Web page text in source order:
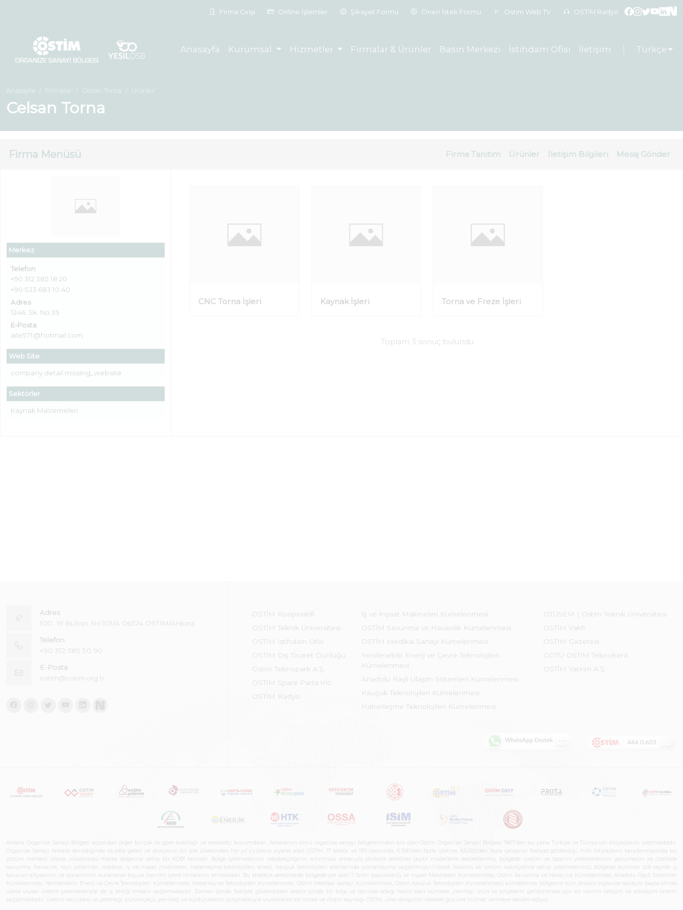
Firma Girişi Online İşlemler Şikayet Formu Öneri İstek Formu Ostim Web TV OSTİM Radyo
Anasayfa Kurumsal Hizmetler Firmalar & Ürünler Basın Merkezi İstihdam Ofisi İletişim Türkçe
Anasayfa Firmalar Celsan Torna Ürünler
Celsan Torna
Firma Menüsü Firma Tanıtım Ürünler İletişim Bilgileri Mesaj Gönder
Merkez
Telefon
+90 312 385 18 20
+90 533 683 10 40
Adres
1246. Sk. No:35
E-Posta
aile571@hotmail.com
Web Site
company.detail.missing_website
Sektörler
Kaynak Malzemeleri
CNC Torna İşleri Kaynak İşleri Torna ve Freze İşleri
Toplam 3 sonuç bulundu
Adres
100. Yıl Bulvarı No:101/A 06374 OSTİM/Ankara
Telefon
+90 312 385 50 90
E-Posta
ostim@ostim.org.tr
OSTİM Kooperatifi
OSTİM Teknik Üniversitesi
OSTİM İstihdam Ofisi
OSTİM Dış Ticaret Günlüğü
Ostim Teknopark A.Ş.
OSTİM Spare Parts Inc.
OSTİM Radyo
İş ve İnşaat Makineleri Kümelenmesi
OSTİM Savunma ve Havacılık Kümelenmesi
OSTİM Medikal Sanayi Kümelenmesi
Yenilenebilir Enerji ve Çevre Teknolojileri
Kümelenmesi
Anadolu Raylı Ulaşım Sistemleri Kümelenmesi
Kauçuk Teknolojileri Kümelenmesi
Haberleşme Teknolojileri Kümelenmesi
OTÜSEM | Ostim Teknik Üniversitesi
OSTİM Vakfı
OSTİM Gazetesi
ODTÜ OSTİM Teknokent
OSTİM Yatırım A.Ş.
Ankara Organize Sanayi Bölgesi açısından diğer bir çok ile göre avantajlı ve rekabetçi konumdadır. Ankara’nın öncü organize sanayi bölgelerinden biri olan Ostim Organize Sanayi Bölgesi 1967’den bu yana Türkiye ve Dünya’nın ihtiyaçlarını üretmektedir.
Organize Sanayi Ankara denildiğinde ilk akla gelen ve dünyanın bir çok ülkesinden her yıl yüzlerce ziyaret alan OSTİM, 17 sektör ve 139 işkolunda, 6.500’den fazla işletme, 65.000’den fazla çalışanın faaliyet gösterdiği, milli ihtiyaçların karşılanmasında bir
çözüm merkezi olarak uluslararası marka değerine sahip bir KOBİ kentidir. Bölge işletmelerinin rekabetçiliğinin artırılması amacıyla stratejik sektörler çeşitli modellerle desteklenmiş, bölgede üretim ve tasarım yeteneklerinin gelişmesini ve özellikle
savunma, havacılık, raylı sistemler, medikal, iş ve inşaat makineleri, haberleşme teknolojileri, enerji, kauçuk teknolojileri alanlarında uzmanlaşma sağlanmıştır.Yüksek tasarım ve üretim kabiliyetine sahip işletmelerimiz, bölgede bulunan çok sayıda iş
kolunun altyapısını ve donanımını kullanarak büyük hacimli işlere imzalarını atmaktadır. Bu stratejik sektörlerde bölgede yer alan 7 farklı başlıktaki(İş ve inşaat Makineleri Kümelenmesi, Ostim Savunma ve Havacılık Kümelenmesi, Anadolu Raylı Sistemler
Kümelenmesi, Yenilenebilir Enerji ve Çevre Teknolojileri Kümelenmesi, Haberleşme Teknolojileri Kümelenmesi, Ostim Medikal Sanayi Kümelenmesi, Ostim Kauçuk Teknolojileri Kümelenmesi) kümelenme, bölgenin tüm Ankara organize sanayisi başta olmak
üzere ulusal üretim yetenekleriyle de iş birliği imkanı sağlamaktadır. Zaman içinde faaliyet gösterdikleri sektör içinde bir bilgi ve tecrübe odağı halini alan kümeler, yenilikçi ürün ve projelerin geliştirilmesi için en verimli iletişim ve etkileşim ortamı
sağlamaktadır. Üretim tecrübesi ve yeteneği; bütünlükçü, yenilikçi ve sürdürülebilir çalışmalarıyla uluslararası bir örnek ve ilham kaynağı OSTİM, ülke sanayinin rekabet gücüne hizmet vermeye devam ediyor.